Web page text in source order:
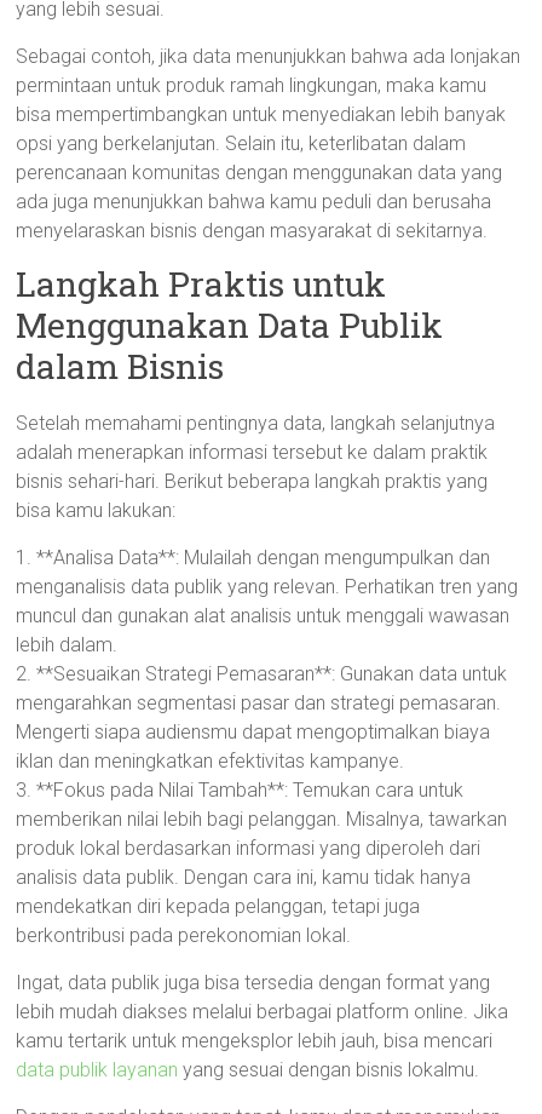
yang lebih sesuai.
Sebagai contoh, jika data menunjukkan bahwa ada lonjakan
permintaan untuk produk ramah lingkungan, maka kamu
bisa mempertimbangkan untuk menyediakan lebih banyak
opsi yang berkelanjutan. Selain itu, keterlibatan dalam
perencanaan komunitas dengan menggunakan data yang
ada juga menunjukkan bahwa kamu peduli dan berusaha
menyelaraskan bisnis dengan masyarakat di sekitarnya.
Langkah Praktis untuk
Menggunakan Data Publik
dalam Bisnis
Setelah memahami pentingnya data, langkah selanjutnya
adalah menerapkan informasi tersebut ke dalam praktik
bisnis sehari-hari. Berikut beberapa langkah praktis yang
bisa kamu lakukan:
1. **Analisa Data**: Mulailah dengan mengumpulkan dan
menganalisis data publik yang relevan. Perhatikan tren yang
muncul dan gunakan alat analisis untuk menggali wawasan
lebih dalam.
2. **Sesuaikan Strategi Pemasaran**: Gunakan data untuk
mengarahkan segmentasi pasar dan strategi pemasaran.
Mengerti siapa audiensmu dapat mengoptimalkan biaya
iklan dan meningkatkan efektivitas kampanye.
3. **Fokus pada Nilai Tambah**: Temukan cara untuk
memberikan nilai lebih bagi pelanggan. Misalnya, tawarkan
produk lokal berdasarkan informasi yang diperoleh dari
analisis data publik. Dengan cara ini, kamu tidak hanya
mendekatkan diri kepada pelanggan, tetapi juga
berkontribusi pada perekonomian lokal.
Ingat, data publik juga bisa tersedia dengan format yang
lebih mudah diakses melalui berbagai platform online. Jika
kamu tertarik untuk mengeksplor lebih jauh, bisa mencari
data publik layanan yang sesuai dengan bisnis lokalmu.